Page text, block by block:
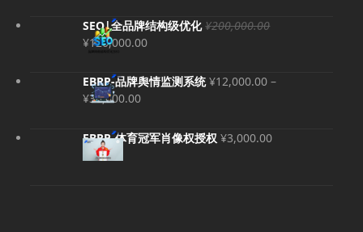
SEO|全品牌结构级优化 ¥200,000.00
原
为：
¥200,000.00。
¥120,000.00当
价
格
EBRP-品牌舆情监测系统 ¥12,000.00 –
¥36,000.00价
范
围：
EBRP-体育冠军肖像权授权 ¥3,000.00